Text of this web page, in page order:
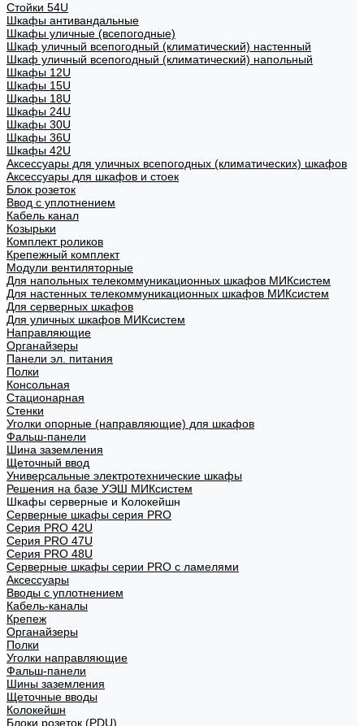
Стойки 54U
Шкафы антивандальные
Шкафы уличные (всепогодные)
Шкаф уличный всепогодный (климатический) настенный
Шкаф уличный всепогодный (климатический) напольный
Шкафы 12U
Шкафы 15U
Шкафы 18U
Шкафы 24U
Шкафы 30U
Шкафы 36U
Шкафы 42U
Аксессуары для уличных всепогодных (климатических) шкафов
Аксессуары для шкафов и стоек
Блок розеток
Ввод с уплотнением
Кабель канал
Козырьки
Комплект роликов
Крепежный комплект
Модули вентиляторные
Для напольных телекоммуникационных шкафов МИКсистем
Для настенных телекоммуникационных шкафов МИКсистем
Для серверных шкафов
Для уличных шкафов МИКсистем
Направляющие
Органайзеры
Панели эл. питания
Полки
Консольная
Стационарная
Стенки
Уголки опорные (направляющие) для шкафов
Фальш-панели
Шина заземления
Щеточный ввод
Универсальные электротехнические шкафы
Решения на базе УЭШ МИКсистем
Шкафы серверные и Колокейшн
Серверные шкафы серия PRO
Серия PRO 42U
Серия PRO 47U
Серия PRO 48U
Серверные шкафы серии PRO с ламелями
Аксессуары
Вводы с уплотнением
Кабель-каналы
Крепеж
Органайзеры
Полки
Уголки направляющие
Фальш-панели
Шины заземления
Щеточные вводы
Колокейшн
Блоки розеток (PDU)